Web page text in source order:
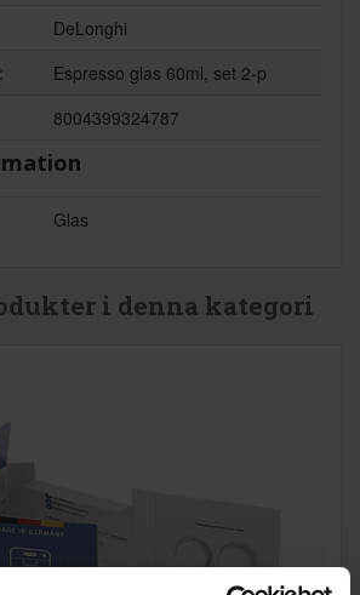
DeLonghi
Espresso glas 60ml, set 2-p
8004399324787
Glas
i denna kategori